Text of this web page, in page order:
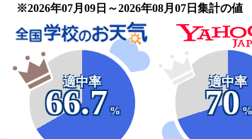
※2026年07月09日～2026年08月07日集計の値
適中率
66.7
%
適中率
70
%